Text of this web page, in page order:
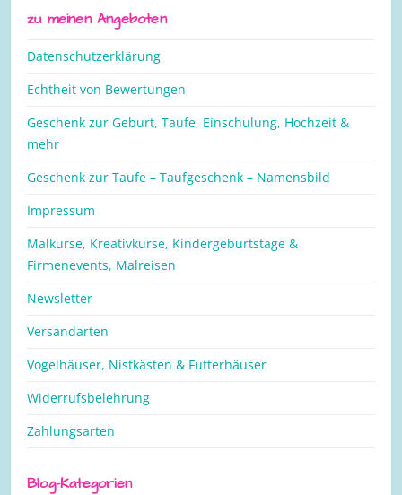
zu meinen Angeboten
Datenschutzerklärung
Echtheit von Bewertungen
Geschenk zur Geburt, Taufe, Einschulung, Hochzeit &
mehr
Geschenk zur Taufe – Taufgeschenk – Namensbild
Impressum
Malkurse, Kreativkurse, Kindergeburtstage &
Firmenevents, Malreisen
Newsletter
Versandarten
Vogelhäuser, Nistkästen & Futterhäuser
Widerrufsbelehrung
Zahlungsarten
Blog-Kategorien